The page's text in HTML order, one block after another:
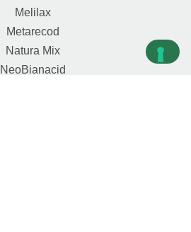
Melilax
Metarecod
Natura Mix
NeoBianacid